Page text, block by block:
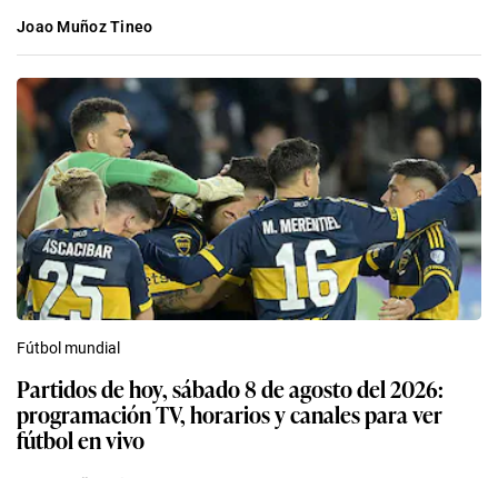
Joao Muñoz Tineo
Fútbol mundial
Partidos de hoy, sábado 8 de agosto del 2026:
programación TV, horarios y canales para ver
fútbol en vivo